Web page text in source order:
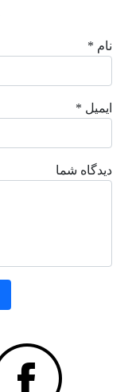
نام *
ایمیل *
دیدگاه شما